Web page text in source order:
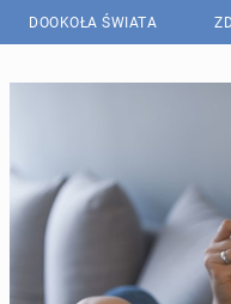
DOOKOŁA ŚWIATA